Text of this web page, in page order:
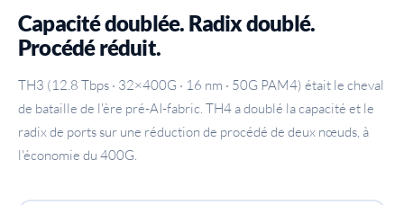
Capacité doublée. Radix doublé.
Procédé réduit.
TH3 (12.8 Tbps · 32×400G · 16 nm · 50G PAM4) était le cheval
de bataille de l'ère pré-AI-fabric. TH4 a doublé la capacité et le
radix de ports sur une réduction de procédé de deux nœuds, à
l'économie du 400G.